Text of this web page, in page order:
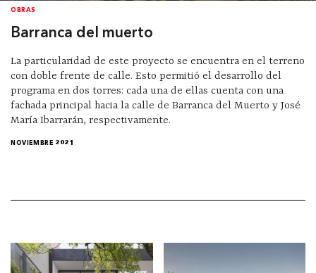
OBRAS
Barranca del muerto
La particularidad de este proyecto se encuentra en el terreno
con doble frente de calle. Esto permitió el desarrollo del
programa en dos torres: cada una de ellas cuenta con una
fachada principal hacia la calle de Barranca del Muerto y José
María Ibarrarán, respectivamente.
NOVIEMBRE 2021